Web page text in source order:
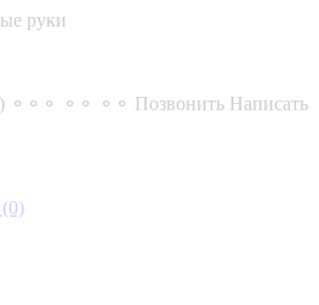
руки
⚬⚬⚬ ⚬⚬ ⚬⚬ Позвонить Написать
(0)